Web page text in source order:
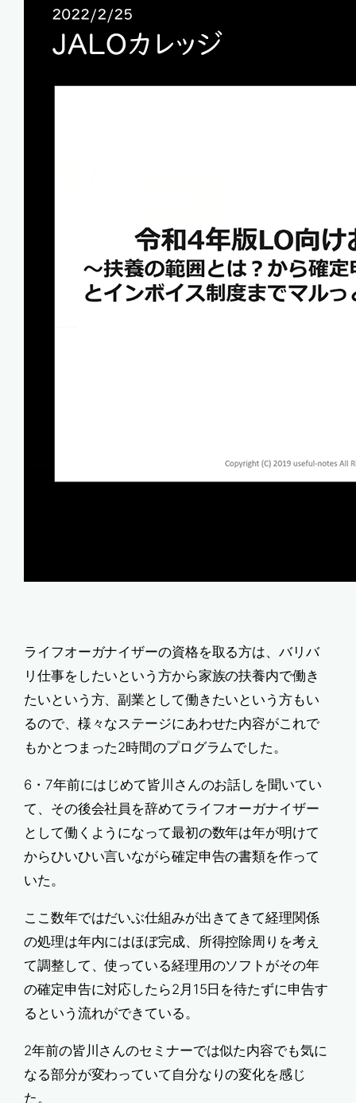
ライフオーガナイザーの資格を取る方は、バリバ
リ仕事をしたいという方から家族の扶養内で働き
たいという方、副業として働きたいという方もい
るので、様々なステージにあわせた内容がこれで
もかとつまった2時間のプログラムでした。
6・7年前にはじめて皆川さんのお話しを聞いてい
て、その後会社員を辞めてライフオーガナイザー
として働くようになって最初の数年は年が明けて
からひいひい言いながら確定申告の書類を作って
いた。
ここ数年ではだいぶ仕組みが出きてきて経理関係
の処理は年内にはほぼ完成、所得控除周りを考え
て調整して、使っている経理用のソフトがその年
の確定申告に対応したら2月15日を待たずに申告す
るという流れができている。
2年前の皆川さんのセミナーでは似た内容でも気に
なる部分が変わっていて自分なりの変化を感じ
た。